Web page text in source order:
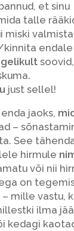
et sinu
talle
miski
kinnita endale
just sellel!
jaoks,
–
See
hirmule
või nii
on
mille vastu,
ilma
kedagi